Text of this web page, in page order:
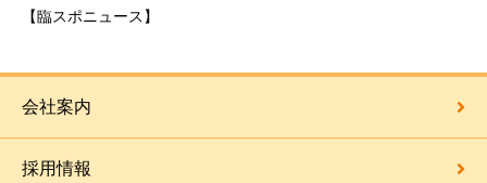
【臨スポニュース】
会社案内
採用情報